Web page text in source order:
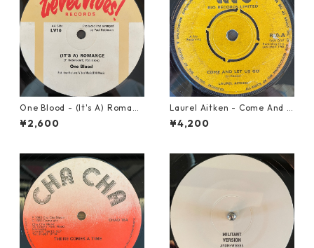
One Blood - (It's A) Romanc
e【12-50054】
¥2,600
Laurel Aitken - Come And L
et Us Go【7-21779】
¥4,200